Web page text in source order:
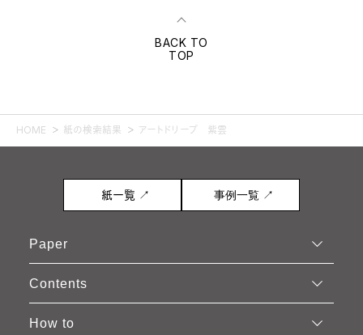
BACK TO
TOP
HOME 紙の検索結果 アートドリープ 紫雲
紙一覧 ↗ 事例一覧 ↗
Paper
Contents
How to